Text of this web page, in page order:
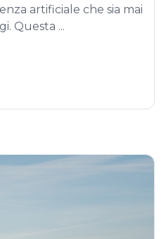
artificiale che sia mai
Questa ...